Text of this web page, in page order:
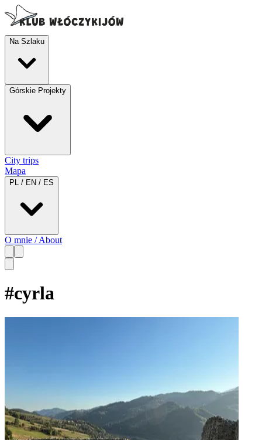
Na Szlaku
Górskie Projekty
City trips
Mapa
PL / EN / ES
O mnie / About
#cyrla